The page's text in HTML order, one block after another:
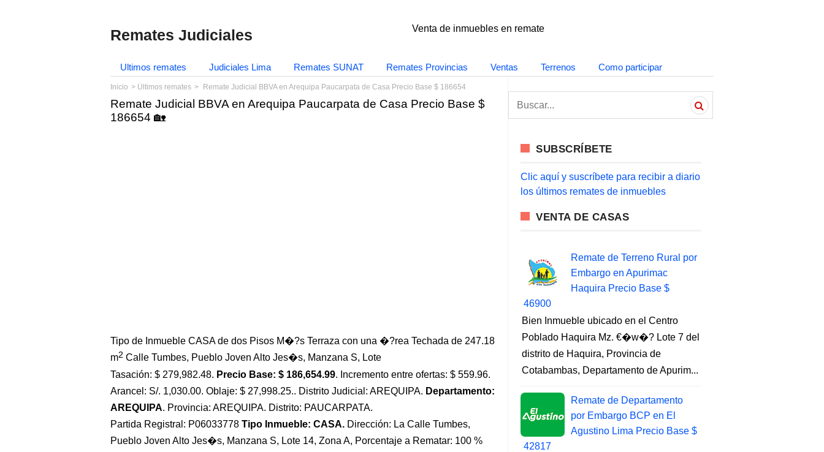
Remates Judiciales Venta de inmuebles en remate
Ultimos remates Judiciales Lima Remates SUNAT Remates Provincias Ventas Terrenos Como participar
Inicio Últimos remates Remate Judicial BBVA en Arequipa Paucarpata de Casa Precio Base $ 186654
Remate Judicial BBVA en Arequipa Paucarpata de Casa Precio Base $
186654 🏡
Tipo de Inmueble CASA de dos Pisos M�?s Terraza con una �?rea Techada de 247.18
m2 Calle Tumbes, Pueblo Joven Alto Jes�s, Manzana S, Lote
Tasación: $ 279,982.48. Precio Base: $ 186,654.99. Incremento entre ofertas: $ 559.96.
Arancel: S/. 1,030.00. Oblaje: $ 27,998.25.. Distrito Judicial: AREQUIPA. Departamento:
AREQUIPA. Provincia: AREQUIPA. Distrito: PAUCARPATA.
Partida Registral: P06033778 Tipo Inmueble: CASA. Dirección: La Calle Tumbes,
Pueblo Joven Alto Jes�s, Manzana S, Lote 14, Zona A, Porcentaje a Rematar: 100 %
a
SUBSCRÍBETE
Clic aquí y suscríbete para recibir a diario
los últimos remates de inmuebles
VENTA DE CASAS
Remate de Terreno Rural por
Embargo en Apurimac
Haquira Precio Base $
46900
Bien Inmueble ubicado en el Centro
Poblado Haquira Mz. €�w�? Lote 7 del
distrito de Haquira, Provincia de
Cotabambas, Departamento de Apurim...
Remate de Departamento
por Embargo BCP en El
Agustino Lima Precio Base $
42817